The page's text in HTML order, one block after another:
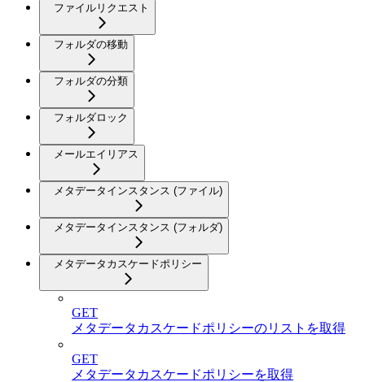
ファイルリクエスト
フォルダの移動
フォルダの分類
フォルダロック
メールエイリアス
メタデータインスタンス (ファイル)
メタデータインスタンス (フォルダ)
メタデータカスケードポリシー
GET
メタデータカスケードポリシーのリストを取得
GET
メタデータカスケードポリシーを取得